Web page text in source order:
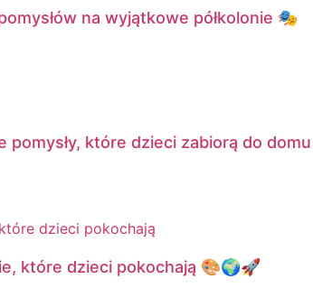
na wyjątkowe półkolonie 🎭
które dzieci zabiorą do domu
które dzieci pokochają 🎨🌍🚀